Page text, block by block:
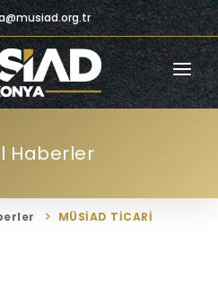
Haberler
MÜSİAD TİCARİ